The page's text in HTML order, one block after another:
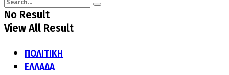
No Result
View All Result
ΠΟΛΙΤΙΚΗ
ΕΛΛΑΔΑ